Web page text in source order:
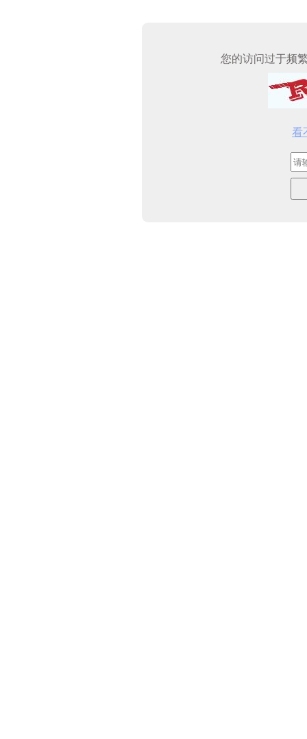
您的访问过于频
看